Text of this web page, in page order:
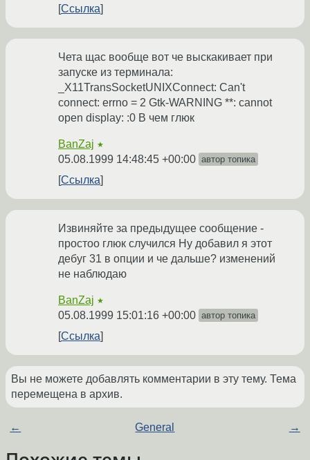
Ссылка
Чета щас вообще вот че выскакивает при
запуске из терминала:
_X11TransSocketUNIXConnect: Can't
connect: errno = 2 Gtk-WARNING **: cannot
open display: :0 В чем глюк
BanZaj ★
05.08.1999 14:48:45 +00:00 автор топика
Ссылка
Извиняйте за предыдущее сообщение -
простоо глюк случился Ну добавил я этот
дебуг 31 в опции и че дальше? изменений
не наблюдаю
BanZaj ★
05.08.1999 15:01:16 +00:00 автор топика
Ссылка
Вы не можете добавлять комментарии в эту тему. Тема
перемещена в архив.
← General →